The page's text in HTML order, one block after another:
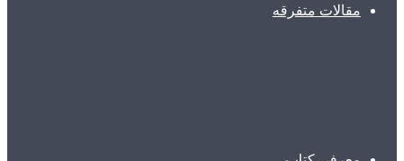
مقالات متفرقه